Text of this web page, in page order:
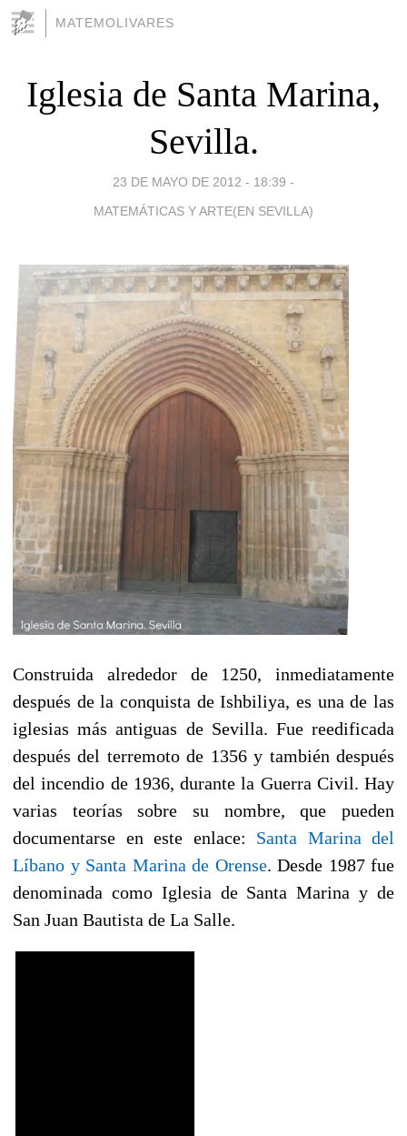
MATEMOLIVARES
Iglesia de Santa Marina,
Sevilla.
23 DE MAYO DE 2012 - 18:39 -
MATEMÁTICAS Y ARTE(EN SEVILLA)
Construida alrededor de 1250, inmediatamente
después de la conquista de Ishbiliya, es una de las
iglesias más antiguas de Sevilla. Fue reedificada
después del terremoto de 1356 y también después
del incendio de 1936, durante la Guerra Civil. Hay
varias teorías sobre su nombre, que pueden
documentarse en este enlace: Santa Marina del
Líbano y Santa Marina de Orense. Desde 1987 fue
denominada como Iglesia de Santa Marina y de
San Juan Bautista de La Salle.